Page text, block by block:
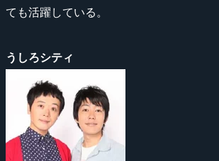
ても活躍している。
うしろシティ